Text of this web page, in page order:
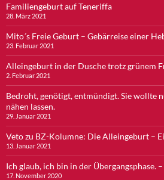
Familiengeburt auf Teneriffa
28. März 2021
Mito´s Freie Geburt – Gebärreise einer
23. Februar 2021
Alleingeburt in der Dusche trotz grünem
2. Februar 2021
Bedroht, genötigt, entmündigt. Sie wollte
nähen lassen.
29. Januar 2021
Veto zu BZ-Kolumne: Die Alleingeburt –
13. Januar 2021
Ich glaub, ich bin in der Übergangsphase. –
17. November 2020